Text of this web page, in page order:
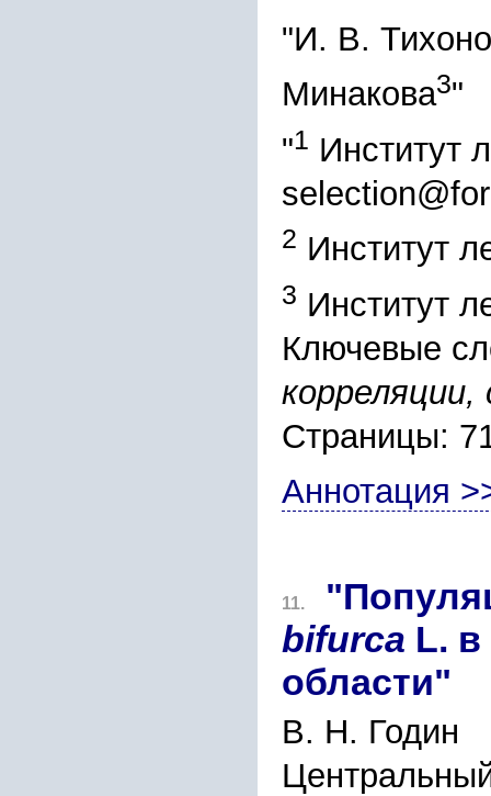
"И. В.
Минакова3"
"1 Институт
2 Институт
3 Институт
Ключевые
корреляции,
Страницы:
Аннотация
11.
bifurca L.
области"
В. Н. Годин